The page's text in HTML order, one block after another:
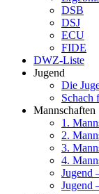
DSB
DSJ
ECU
FIDE
DWZ-Liste
Jugend
Die
Schach
Mannschaften
1.
2.
3.
4.
Jugend
Jugend